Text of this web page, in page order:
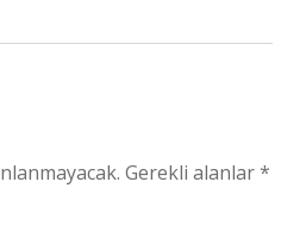
Gerekli alanlar*